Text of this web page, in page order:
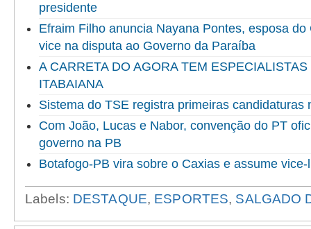
presidente
Efraim Filho anuncia Nayana Pontes, esposa
vice na disputa ao Governo da Paraíba
A CARRETA DO AGORA TEM
ITABAIANA
Sistema do TSE registra primeiras candidaturas
Com João, Lucas e Nabor, convenção do PT
governo na PB
Botafogo-PB vira sobre o Caxias e assume
Labels: DESTAQUE, ESPORTES, SALGADO